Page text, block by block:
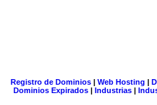
Registro de Dominios| Web Hosting |
Dominios Expirados | Industrias |